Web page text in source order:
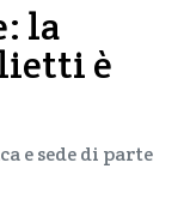
la
è
e sede di parte